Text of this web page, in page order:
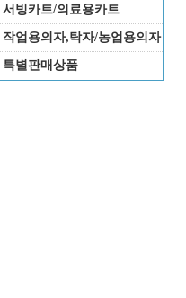
서빙카트/의료용카트
작업용의자,탁자/농업용의자
특별판매상품